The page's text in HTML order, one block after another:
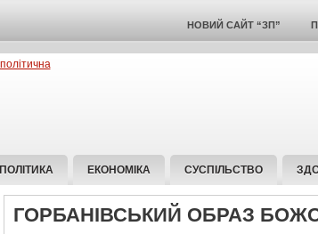
НОВИЙ САЙТ “ЗП”
ПОЛІТИКА ЕКОНОМІКА СУСПІЛЬСТВО
ГОРБАНІВСЬКИЙ ОБРАЗ